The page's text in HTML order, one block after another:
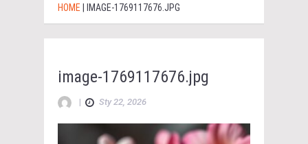
HOME IMAGE-1769117676.JPG
image-1769117676.jpg
| Sty 22, 2026